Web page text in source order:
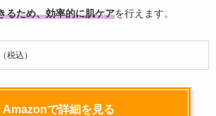
るため、効率的に肌ケアを行えます。
税込）
Amazonで詳細を見る